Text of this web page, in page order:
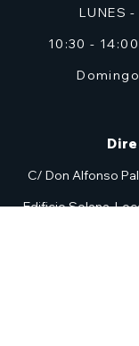
LUNES
10:30 -
C/ Don Alfonso
Edificio Solana,